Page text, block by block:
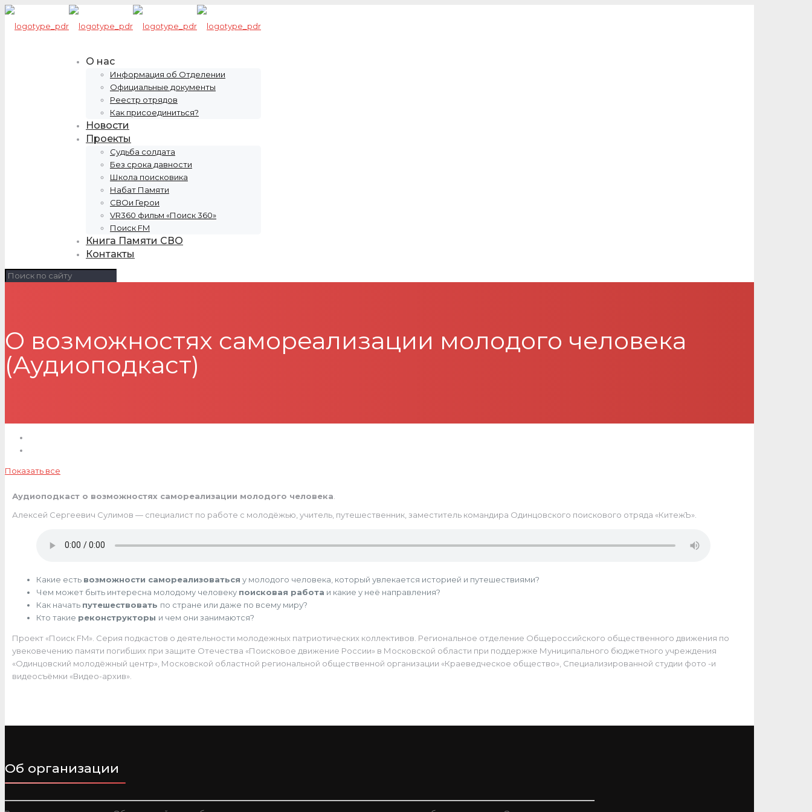
О нас
Информация об Отделении
Официальные документы
Реестр отрядов
Как присоединиться?
Новости
Проекты
Судьба солдата
Без срока давности
Школа поисковика
Набат Памяти
СВОи Герои
VR360 фильм «Поиск 360»
Поиск FM
Книга Памяти СВО
Контакты
О возможностях самореализации молодого человека
(Аудиоподкаст)
Показать все
Аудиоподкаст о возможностях самореализации молодого человека
Алексей Сергеевич Сулимов — специалист по работе с молодёжью, учитель, путешественник, заместитель командира Одинцовского поискового отряда «КитежЪ».
Какие есть возможности самореализоваться у молодого человека, который увлекается историей и путешествиями?
Чем может быть интересна молодому человеку поисковая работа и какие у неё направления?
Как начать путешествовать по стране или даже по всему миру?
Кто такие реконструкторы и чем они занимаются?
Проект «Поиск FM». Серия подкастов о деятельности молодежных патриотических коллективов. Региональное отделение Общероссийского общественного движения по
увековечению памяти погибших при защите Отечества «Поисковое движение России» в Московской области при поддержке Муниципального бюджетного учреждения
«Одинцовский молодёжный центр», Московской областной региональной общественной организации «Краеведческое общество», Специализированной студии фото -и
видеосъёмки «Видео-архив».
Об организации